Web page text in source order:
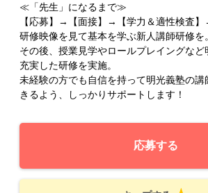
≪「先生」になるまで≫
【応募】→【面接】→【学力＆適性検査
研修映像を見て基本を学ぶ新人講師研修を。
その後、授業見学やロールプレイングな
充実した研修を実施。
未経験の方でも自信を持って明光義塾の
きるよう、しっかりサポートします！
応募する